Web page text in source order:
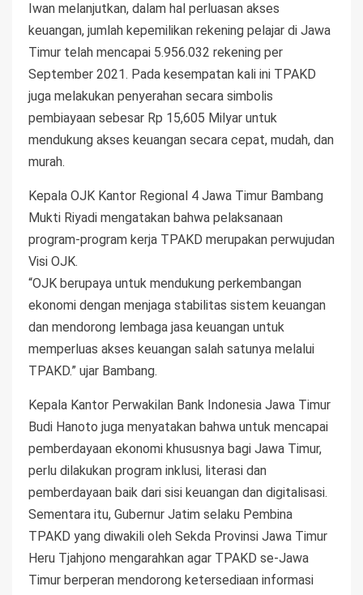
Iwan melanjutkan, dalam hal perluasan akses
keuangan, jumlah kepemilikan rekening pelajar di Jawa
Timur telah mencapai 5.956.032 rekening per
September 2021. Pada kesempatan kali ini TPAKD
juga melakukan penyerahan secara simbolis
pembiayaan sebesar Rp 15,605 Milyar untuk
mendukung akses keuangan secara cepat, mudah, dan
murah.
Kepala OJK Kantor Regional 4 Jawa Timur Bambang
Mukti Riyadi mengatakan bahwa pelaksanaan
program-program kerja TPAKD merupakan perwujudan
Visi OJK.
“OJK berupaya untuk mendukung perkembangan
ekonomi dengan menjaga stabilitas sistem keuangan
dan mendorong lembaga jasa keuangan untuk
memperluas akses keuangan salah satunya melalui
TPAKD.” ujar Bambang.
Kepala Kantor Perwakilan Bank Indonesia Jawa Timur
Budi Hanoto juga menyatakan bahwa untuk mencapai
pemberdayaan ekonomi khususnya bagi Jawa Timur,
perlu dilakukan program inklusi, literasi dan
pemberdayaan baik dari sisi keuangan dan digitalisasi.
Sementara itu, Gubernur Jatim selaku Pembina
TPAKD yang diwakili oleh Sekda Provinsi Jawa Timur
Heru Tjahjono mengarahkan agar TPAKD se-Jawa
Timur berperan mendorong ketersediaan informasi